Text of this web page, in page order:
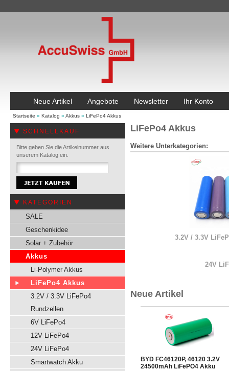
Neue Artikel Angebote Newsletter Ihr Konto
Startseite » Katalog » Akkus » LiFePo4 Akkus
SCHNELLKAUF
Bitte geben Sie die Artikelnummer aus
unserem Katalog ein.
KATEGORIEN
SALE
Geschenkidee
Solar + Zubehör
Akkus
Li-Polymer Akkus
LiFePo4 Akkus
3.2V / 3.3V LiFePo4
Rundzellen
6V LiFePo4
12V LiFePo4
24V LiFePo4
Smartwatch Akku
LiFePo4 Akkus
Weitere Unterkategorien:
3.2V / 3.3V
24V
Neue Artikel
BYD FC46120P, 46120 3.2V
24500mAh LiFePO4 Akku